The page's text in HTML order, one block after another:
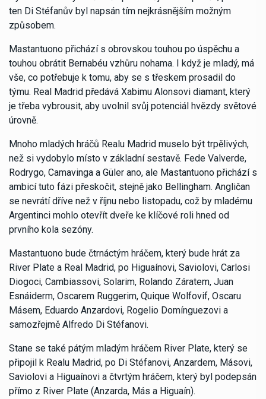
ten Di Stéfanův byl napsán tím nejkrásnějším možným
způsobem.
Mastantuono přichází s obrovskou touhou po úspěchu a
touhou obrátit Bernabéu vzhůru nohama. I když je mladý, má
vše, co potřebuje k tomu, aby se s třeskem prosadil do
týmu. Real Madrid předává Xabimu Alonsovi diamant, který
je třeba vybrousit, aby uvolnil svůj potenciál hvězdy světové
úrovně.
Mnoho mladých hráčů Realu Madrid muselo být trpělivých,
než si vydobylo místo v základní sestavě. Fede Valverde,
Rodrygo, Camavinga a Güler ano, ale Mastantuono přichází s
ambicí tuto fázi přeskočit, stejně jako Bellingham. Angličan
se nevrátí dříve než v říjnu nebo listopadu, což by mladému
Argentinci mohlo otevřít dveře ke klíčové roli hned od
prvního kola sezóny.
Mastantuono bude čtrnáctým hráčem, který bude hrát za
River Plate a Real Madrid, po Higuaínovi, Saviolovi, Carlosi
Diogoci, Cambiassovi, Solarim, Rolando Záratem, Juan
Esnáiderm, Oscarem Ruggerim, Quique Wolfovif, Oscaru
Másem, Eduardo Anzardovi, Rogelio Domínguezovi a
samozřejmě Alfredo Di Stéfanovi.
Stane se také pátým mladým hráčem River Plate, který se
připojil k Realu Madrid, po Di Stéfanovi, Anzardem, Másovi,
Saviolovi a Higuaínovi a čtvrtým hráčem, který byl podepsán
přímo z River Plate (Anzarda, Más a Higuaín).